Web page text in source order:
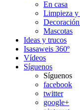
En casa
Limpieza y
Mascotas
Ideas y trucos
Isasaweis 360º
Vídeos
Síguenos
Síguenos
facebook
twitter
google+